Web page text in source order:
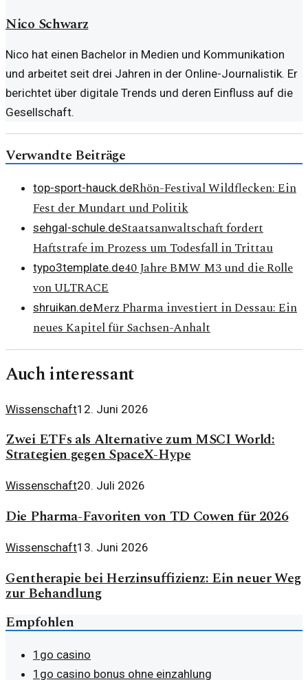
Nico Schwarz
Nico hat einen Bachelor in Medien und Kommunikation
und arbeitet seit drei Jahren in der Online-Journalistik. Er
berichtet über digitale Trends und deren Einfluss auf die
Gesellschaft.
Verwandte Beiträge
top-sport-hauck.deRhön-Festival Wildflecken: Ein
Fest der Mundart und Politik
sehgal-schule.deStaatsanwaltschaft fordert
Haftstrafe im Prozess um Todesfall in Trittau
typo3template.de40 Jahre BMW M3 und die Rolle
von ULTRACE
shruikan.deMerz Pharma investiert in Dessau: Ein
neues Kapitel für Sachsen-Anhalt
Auch interessant
Wissenschaft12. Juni 2026
Zwei ETFs als Alternative zum MSCI World:
Strategien gegen SpaceX-Hype
Wissenschaft20. Juli 2026
Die Pharma-Favoriten von TD Cowen für 2026
Wissenschaft13. Juni 2026
Gentherapie bei Herzinsuffizienz: Ein neuer Weg
zur Behandlung
Empfohlen
1go casino
1go casino bonus ohne einzahlung